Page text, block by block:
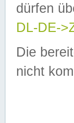
dürfen
DL-DE-
Die
nicht